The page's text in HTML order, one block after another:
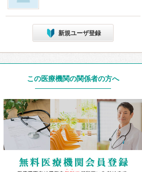
新規ユーザ登録
この医療機関の関係者の方へ